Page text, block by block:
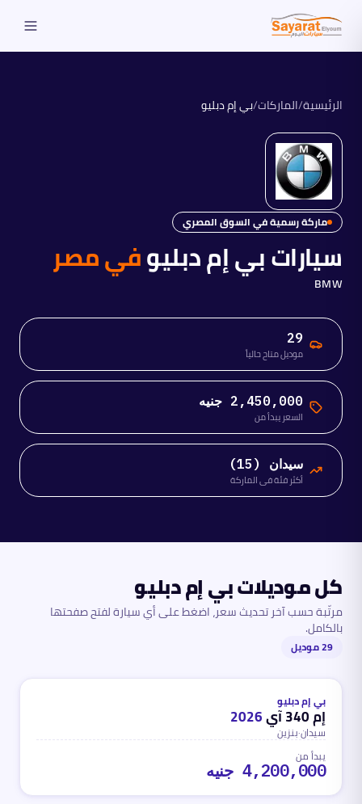
الرئيسية/الماركات/بي إم دبليو
ماركة رسمية في السوق المصري
سياراتبي إم دبليوفي مصر
BMW
29
موديل متاح حالياً
2,450,000 جنيه
السعر يبدأ من
سيدان (15)
أكثر فئة في الماركة
كل موديلاتبي إم دبليو
مرتّبة حسب آخر تحديث سعر، اضغط على أي سيارة لفتح صفحتها
بالكامل.
29موديل
محدثمنذ شهر واحد تقريباً
بي إم دبليو
إم 340 آي 2026
سيدان·بنزين
يبدأ من
4,200,000 جنيه
بنزين